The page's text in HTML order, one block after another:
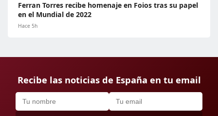
Ferran Torres recibe homenaje en Foios tras su papel
en el Mundial de 2022
Hace 5h
Recibe las noticias de España en tu email